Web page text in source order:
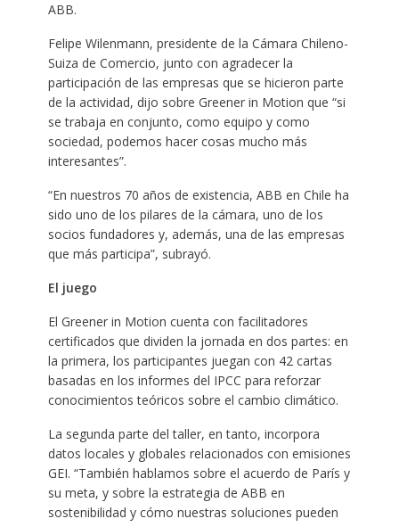
ABB.
Felipe Wilenmann, presidente de la Cámara Chileno-
Suiza de Comercio, junto con agradecer la
participación de las empresas que se hicieron parte
de la actividad, dijo sobre Greener in Motion que “si
se trabaja en conjunto, como equipo y como
sociedad, podemos hacer cosas mucho más
interesantes”.
“En nuestros 70 años de existencia, ABB en Chile ha
sido uno de los pilares de la cámara, uno de los
socios fundadores y, además, una de las empresas
que más participa”, subrayó.
El juego
El Greener in Motion cuenta con facilitadores
certificados que dividen la jornada en dos partes: en
la primera, los participantes juegan con 42 cartas
basadas en los informes del IPCC para reforzar
conocimientos teóricos sobre el cambio climático.
La segunda parte del taller, en tanto, incorpora
datos locales y globales relacionados con emisiones
GEI. “También hablamos sobre el acuerdo de París y
su meta, y sobre la estrategia de ABB en
sostenibilidad y cómo nuestras soluciones pueden